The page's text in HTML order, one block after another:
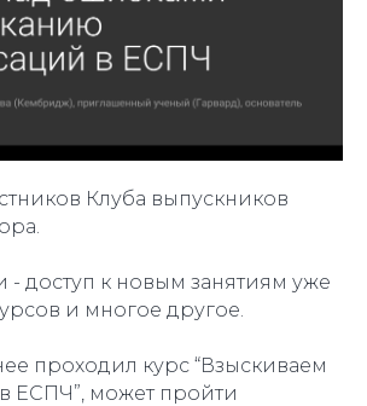
Клуба выпускников
- доступ к новым занятиям уже
и многое другое.
проходил курс “Взыскиваем
ЕСПЧ”, может пройти